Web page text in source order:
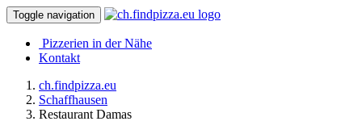
Toggle navigation
Pizzerien in der Nähe
Kontakt
ch.findpizza.eu
Schaffhausen
Restaurant Damas